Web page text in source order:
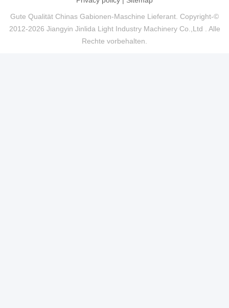
Gute Qualität Chinas Gabionen-Maschine Lieferant. Copyright-©
2012-2026 Jiangyin Jinlida Light Industry Machinery Co.,Ltd . Alle
Rechte vorbehalten.